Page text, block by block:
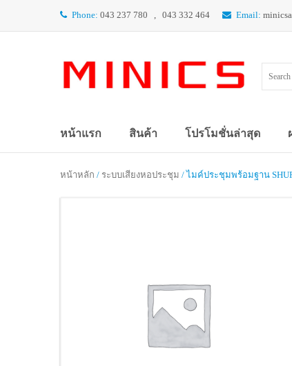
Phone: 043 237 780 , 043 332 464 Email:
หน้าแรก สินค้า โปรโมชั่นล่าสุด
หน้าหลัก / ระบบเสียงหอประชุม / ไมค์ประชุมพร้อมฐาน